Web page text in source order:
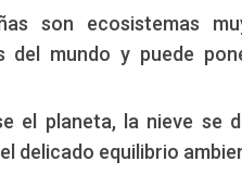
son ecosistemas
del mundo y puede
el planeta, la nieve se
delicado equilibrio